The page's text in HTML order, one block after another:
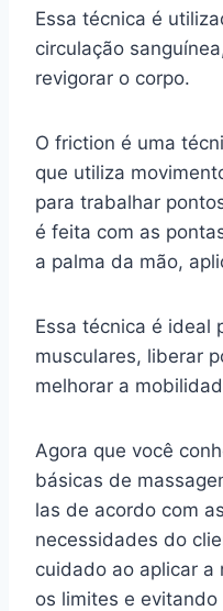
Essa técnica é
circulação
revigorar o corpo.
O friction é uma
que utiliza
para trabalhar
é feita com as
a palma da mão,
Essa técnica é ideal
musculares, liberar
melhorar a
Agora que você
básicas de
las de acordo com
necessidades do
cuidado ao aplicar a
os limites e